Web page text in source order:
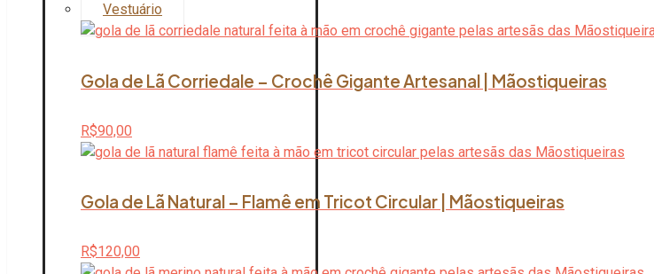
Vestuário
Gola de Lã Corriedale – Crochê Gigante Artesanal | Mãostiqueiras
R$90,00
Gola de Lã Natural – Flamê em Tricot Circular | Mãostiqueiras
R$120,00